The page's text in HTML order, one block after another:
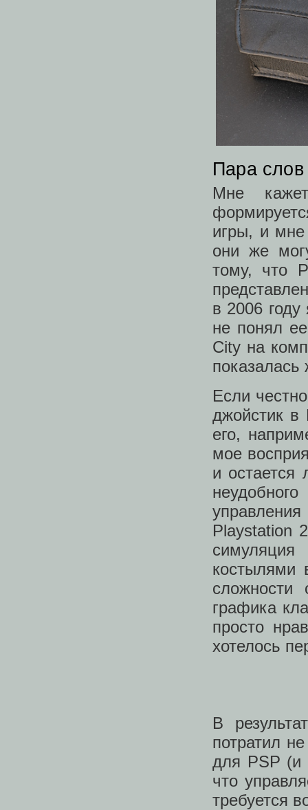
Пара
Мне
игры, и
они же
тому, что
в 2006
не понял
City на
показалась
Если
джойстик в
его,
мое
и
Playstation
костылями
сложности
графика
просто
хотелось
В
потратил
для PSP (и
что
требуется